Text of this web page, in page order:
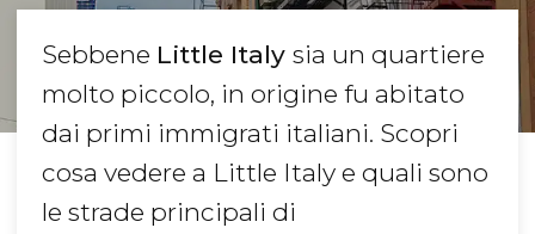
Sebbene Little Italy sia un quartiere
molto piccolo, in origine fu abitato
dai primi immigrati italiani. Scopri
cosa vedere a Little Italy e quali sono
le strade principali di